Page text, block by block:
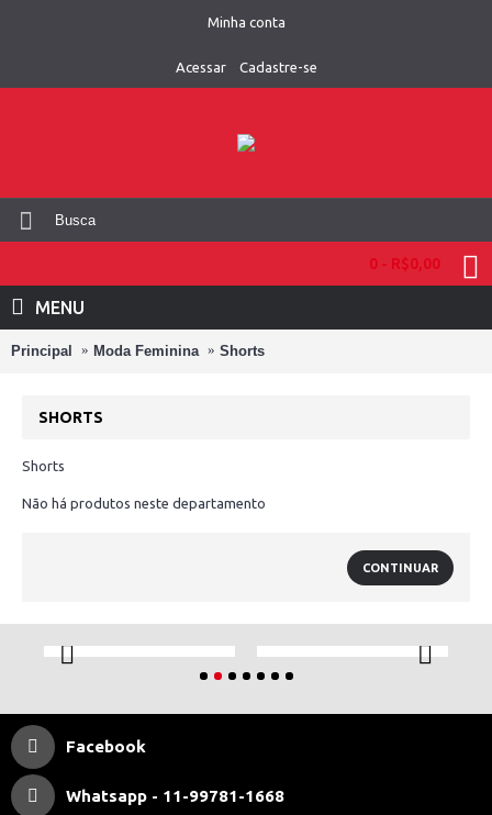
Minha conta
Acessar Cadastre-se
0 - R$0,00
MENU
Principal Moda Feminina Shorts
SHORTS
Shorts
Não há produtos neste departamento
CONTINUAR
Facebook
Whatsapp - 11-99781-1668